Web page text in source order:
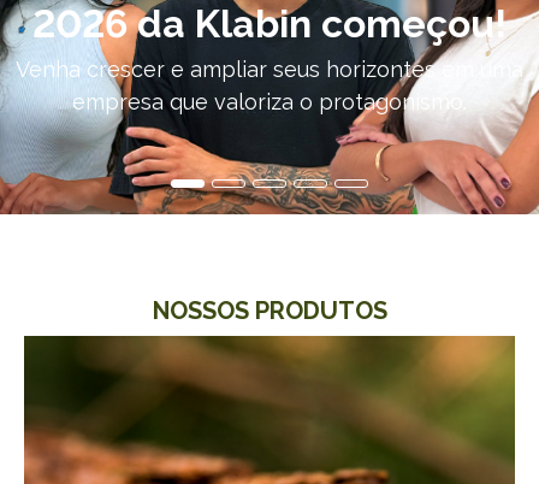
2026 da Klabin começou!
Venha crescer e ampliar seus horizontes em uma
empresa que valoriza o protagonismo.
NOSSOS PRODUTOS